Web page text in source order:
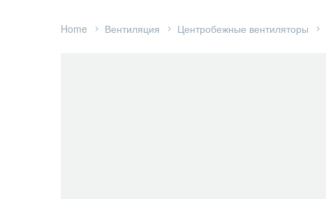
Home Вентиляция Центробежные вентиляторы